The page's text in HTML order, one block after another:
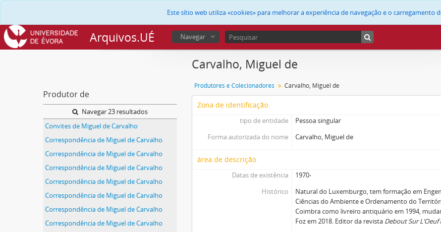
Este sítio web utiliza «cookies» para melhorar a experiência de navegação e o carregamento
Arquivos.UÉ Navegar
Produtor de
Navegar 23 resultados
Convites de Miguel de Carvalho
Correspondência de Miguel de Carvalho
Correspondência de Miguel de Carvalho
Correspondência de Miguel de Carvalho
Correspondência de Miguel de Carvalho
Correspondência de Miguel de Carvalho
Correspondência de Miguel de Carvalho
Correspondência de Miguel de Carvalho
Carvalho, Miguel de
Produtores e Colecionadores Carvalho, Miguel de
Zona de identificação
tipo de entidade
Pessoa singular
Forma autorizada do nome
Carvalho, Miguel de
área de descrição
Datas de existência
1970-
Histórico
Natural do Luxemburgo, tem formação em
Ciências do Ambiente e Ordenamento do
Coimbra como livreiro antiquário em 1994,
Foz em 2018. Editor da revista Debout Sur L’Oeuf